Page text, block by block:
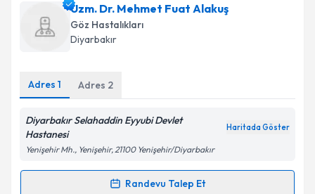
Takvim Talebini Gönder
Ass. Dr. Gülşen Ülküiçin randevu takvimi talebi
oluşturun. Size bu uzmandan randevu almanız için bir
takvim hazırlandığında e-posta ile bilgilendireceğiz.
Kişisel verilerimin işlenmesine ilişkin
Aydınlatma
Metni'ni okudum ve kişisel verilerimin belirtilen
Uzm. Dr. Mehmet Fuat Alakuş
Göz Hastalıkları
Diyarbakır
Adres 1 Adres 2
Diyarbakır Selahaddin Eyyubi Devlet
Hastanesi
Haritada Göster
Yenişehir Mh., Yenişehir, 21100 Yenişehir/Diyarbakır
Randevu Talep Et